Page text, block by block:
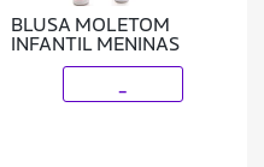
BLUSA MOLETOM
INFANTIL MENINAS